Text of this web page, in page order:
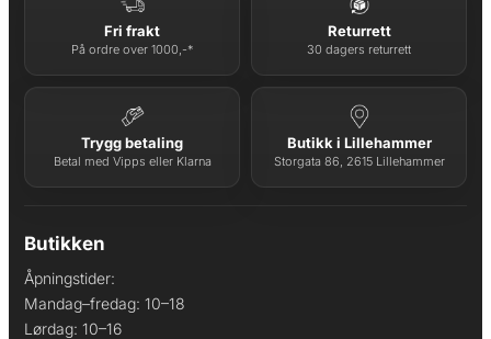
Fri frakt
På ordre over 1000,-*
Returrett
30 dagers returrett
Trygg betaling
Betal med Vipps eller Klarna
Butikk i Lillehammer
Storgata 86, 2615 Lillehammer
Butikken
Åpningstider:
Mandag–fredag: 10–18
Lørdag: 10–16